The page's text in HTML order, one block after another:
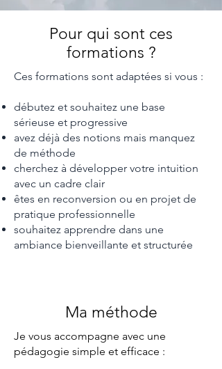
Pour qui sont ces
formations ?
Ces formations sont adaptées si vous :
débutez et souhaitez une base
sérieuse et progressive
avez déjà des notions mais manquez
de méthode
cherchez à développer votre intuition
avec un cadre clair
êtes en reconversion ou en projet de
pratique professionnelle
souhaitez apprendre dans une
ambiance bienveillante et structurée
Ma méthode
Je vous accompagne avec une
pédagogie simple et efficace :